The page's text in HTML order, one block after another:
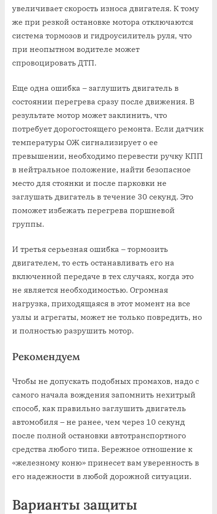
увеличивает скорость износа двигателя. К тому
же при резкой остановке мотора отключаются
система тормозов и гидроусилитель руля, что
при неопытном водителе может
спровоцировать ДТП.
Еще одна ошибка – заглушить двигатель в
состоянии перегрева сразу после движения. В
результате мотор может заклинить, что
потребует дорогостоящего ремонта. Если датчик
температуры ОЖ сигнализирует о ее
превышении, необходимо перевести ручку КПП
в нейтральное положение, найти безопасное
место для стоянки и после парковки не
заглушать двигатель в течение 30 секунд. Это
поможет избежать перегрева поршневой
группы.
И третья серьезная ошибка – тормозить
двигателем, то есть останавливать его на
включенной передаче в тех случаях, когда это
не является необходимостью. Огромная
нагрузка, приходящаяся в этот момент на все
узлы и агрегаты, может не только повредить, но
и полностью разрушить мотор.
Рекомендуем
Чтобы не допускать подобных промахов, надо с
самого начала вождения запомнить нехитрый
способ, как правильно заглушить двигатель
автомобиля – не ранее, чем через 10 секунд
после полной остановки автотранспортного
средства любого типа. Бережное отношение к
«железному коню» принесет вам уверенность в
его надежности в любой дорожной ситуации.
Варианты защиты